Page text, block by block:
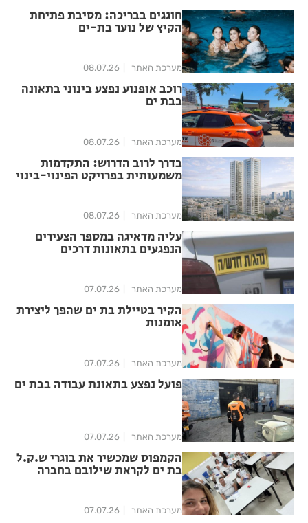
חוגגים בבריכה: מסיבת פתיחת
הקיץ של נוער בת-ים
מערכת האתר 08.07.26
רוכב אופנוע נפצע בינוני בתאונה
בבת ים
מערכת האתר 08.07.26
בדרך לרוב הדרוש: התקדמות
משמעותית בפרויקט הפינוי-בינוי
מערכת האתר 08.07.26
עליה מדאיגה במספר הצעירים
הנפגעים בתאונות דרכים
מערכת האתר 07.07.26
הקיר בטיילת בת ים שהפך ליצירת
אומנות
מערכת האתר 07.07.26
פועל נפצע בתאונת עבודה בבת ים
מערכת האתר 07.07.26
הקמפוס שמכשיר את בוגרי ש.ק.ל
בת ים לקראת שילובם בחברה
מערכת האתר 07.07.26